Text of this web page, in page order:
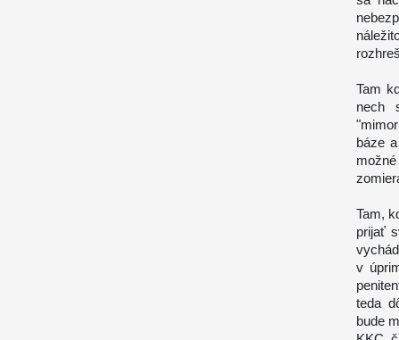
Tam
nech
báze
Tam,
prijať
v
teda
bude